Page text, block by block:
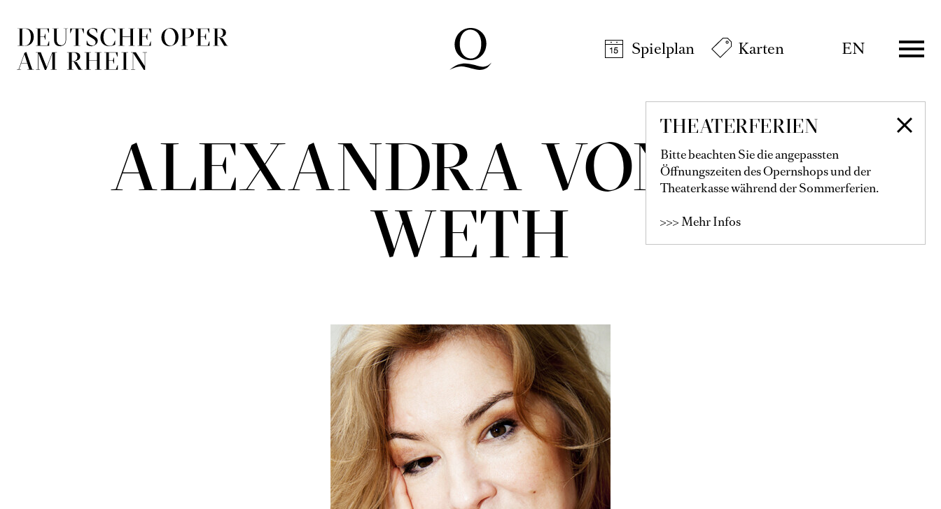
Spielplan
Karten EN
THEATERFERIEN
Bitte beachten Sie die angepassten
Öffnungszeiten des Opernshops und der
Theaterkasse während der Sommerferien.
>>> Mehr Infos
ALEXANDRA VON DER
WETH